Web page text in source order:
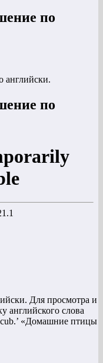
по
английски.
по
Для просмотра и
английского слова
«Домашние птицы